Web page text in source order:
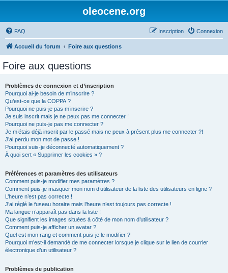
oleocene.org
FAQ Connexion
Inscription
Accueil du forum Foire aux questions
Foire aux questions
Problèmes de connexion et d’inscription
Pourquoi ai-je besoin de m’inscrire ?
Qu’est-ce que la COPPA ?
Pourquoi ne puis-je pas m’inscrire ?
Je suis inscrit mais je ne peux pas me connecter !
Pourquoi ne puis-je pas me connecter ?
Je m’étais déjà inscrit par le passé mais ne peux à présent plus me connecter ?!
J’ai perdu mon mot de passe !
Pourquoi suis-je déconnecté automatiquement ?
À quoi sert « Supprimer les cookies » ?
Préférences et paramètres des utilisateurs
Comment puis-je modifier mes paramètres ?
Comment puis-je masquer mon nom d’utilisateur de la liste des utilisateurs en ligne ?
L’heure n’est pas correcte !
J’ai réglé le fuseau horaire mais l’heure n’est toujours pas correcte !
Ma langue n’apparaît pas dans la liste !
Que signifient les images situées à côté de mon nom d’utilisateur ?
Comment puis-je afficher un avatar ?
Quel est mon rang et comment puis-je le modifier ?
Pourquoi m’est-il demandé de me connecter lorsque je clique sur le lien de courrier
électronique d’un utilisateur ?
Problèmes de publication